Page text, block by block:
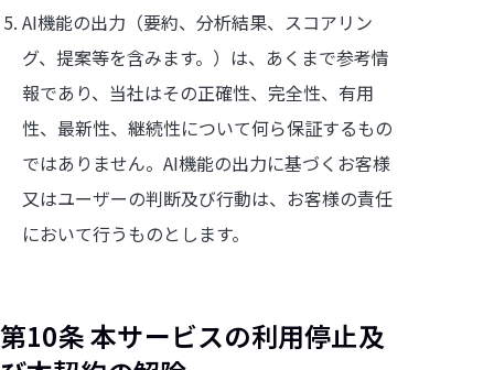
AI機能の出力（要約、分析結果、スコアリン
グ、提案等を含みます。）は、あくまで参考情
報であり、当社はその正確性、完全性、有用
性、最新性、継続性について何ら保証するもの
ではありません。AI機能の出力に基づくお客様
又はユーザーの判断及び行動は、お客様の責任
において行うものとします。
第10条 本サービスの利用停止及